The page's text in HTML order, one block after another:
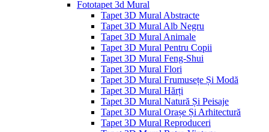
Fototapet 3d Mural
Tapet 3D Mural Abstracte
Tapet 3D Mural Alb Negru
Tapet 3D Mural Animale
Tapet 3D Mural Pentru Copii
Tapet 3D Mural Feng-Shui
Tapet 3D Mural Flori
Tapet 3D Mural Frumusețe Și Modă
Tapet 3D Mural Hărți
Tapet 3D Mural Natură Și Peisaje
Tapet 3D Mural Orașe Și Arhitectură
Tapet 3D Mural Reproduceri